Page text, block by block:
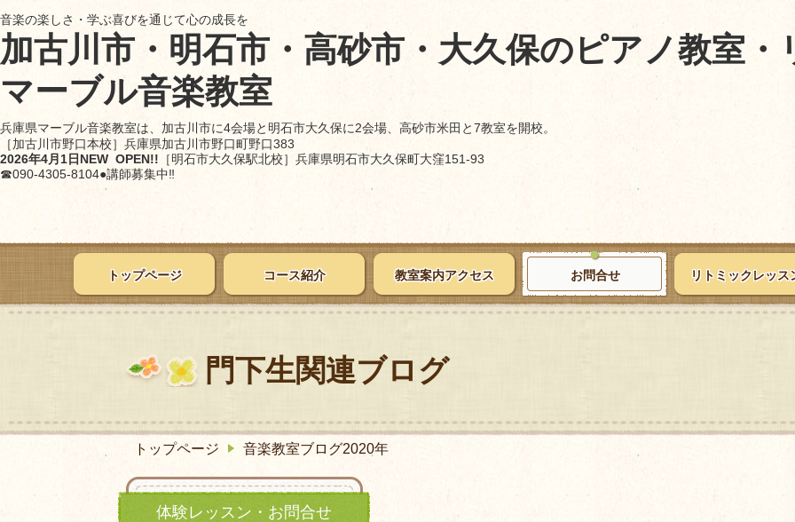
音楽の楽しさ・学ぶ喜びを通じて心の成長を
加古川市・明石市・高砂市・大久保のピアノ教室
マーブル音楽教室
兵庫県マーブル音楽教室は、加古川市に4会場と明石市大久保に2会場、高砂市米田と7教室を開校。
［加古川市野口本校］ 兵庫県加古川市野口町野口383
2026年4月1日NEW OPEN!! ［明石市大久保駅北校］ 兵庫県明石市大久保町大窪151-93
☎090-4305-8104●講師募集中‼
トップページ コース紹介 教室案内アクセス お問合せ リトミックレッス
門下生関連ブログ
トップページ 音楽教室ブログ2020年
体験レッスン・お問合せ